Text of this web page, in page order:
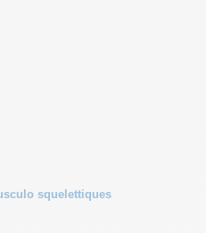
squelettiques